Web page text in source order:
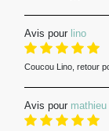
Avis pour lino
Coucou Lino, retour
Avis pour mathieu